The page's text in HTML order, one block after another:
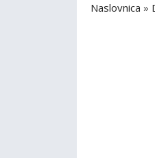
Naslovnica »